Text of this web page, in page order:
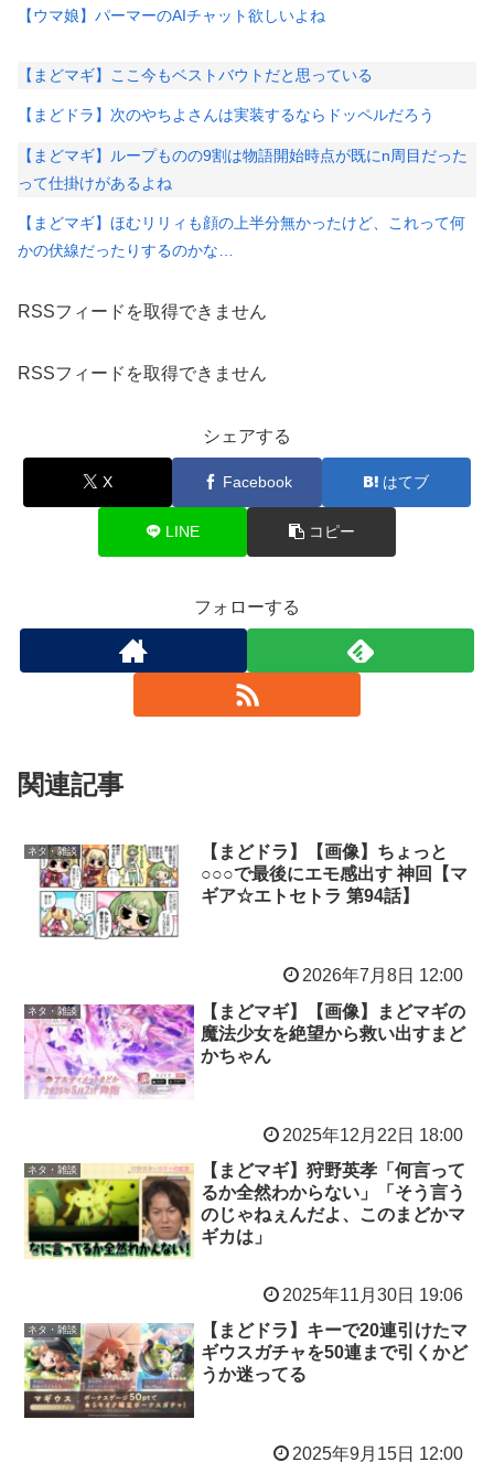
【ウマ娘】パーマーのAIチャット欲しいよね
【まどマギ】ここ今もベストバウトだと思っている
【まどドラ】次のやちよさんは実装するならドッペルだろう
【まどマギ】ループものの9割は物語開始時点が既にn周目だった
って仕掛けがあるよね
【まどマギ】ほむリリィも顔の上半分無かったけど、これって何
かの伏線だったりするのかな…
RSSフィードを取得できません
RSSフィードを取得できません
シェアする
X Facebook はてブ
LINE コピー
フォローする
関連記事
ネタ・雑談
【まどドラ】【画像】ちょっと
○○○で最後にエモ感出す 神回【マ
ギア☆エトセトラ 第94話】
2026年7月8日 12:00
ネタ・雑談
【まどマギ】【画像】まどマギの
魔法少女を絶望から救い出すまど
かちゃん
2025年12月22日 18:00
ネタ・雑談
【まどマギ】狩野英孝「何言って
るか全然わからない」「そう言う
のじゃねぇんだよ、このまどかマ
ギカは」
2025年11月30日 19:06
ネタ・雑談
【まどドラ】キーで20連引けたマ
ギウスガチャを50連まで引くかど
うか迷ってる
2025年9月15日 12:00